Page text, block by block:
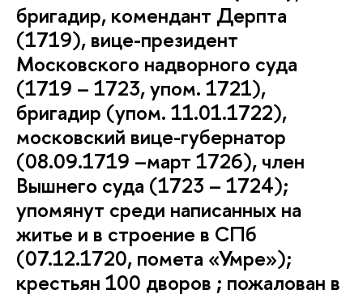
бригадир, комендант Дерпта
(1719), вице-президент
Московского надворного суда
(1719 – 1723, упом. 1721),
бригадир (упом. 11.01.1722),
московский вице-губернатор
(08.09.1719 –март 1726), член
Вышнего суда (1723 – 1724);
упомянут среди написанных на
житье и в строение в СПб
(07.12.1720, помета «Умре»);
крестьян 100 дворов ; пожалован в